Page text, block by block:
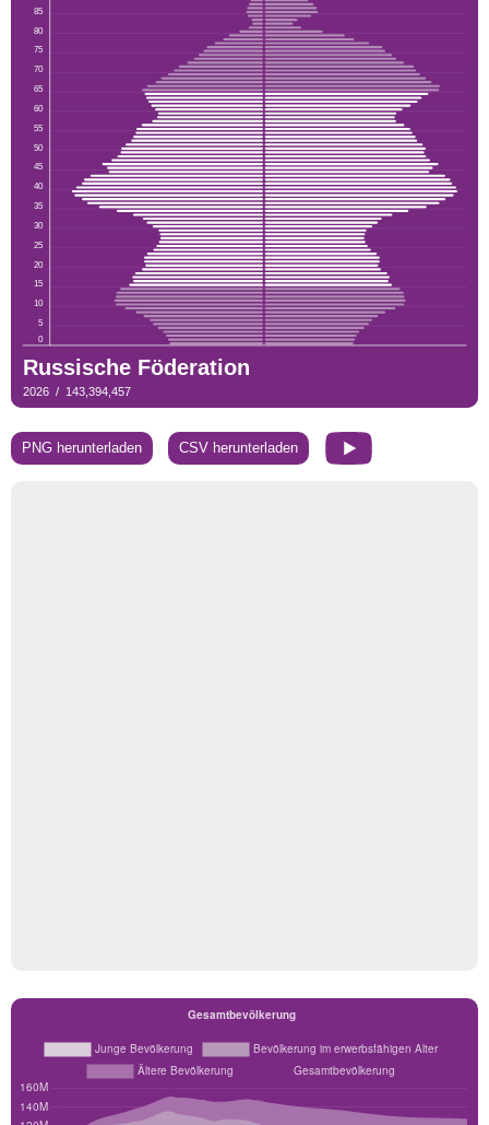
PNG herunterladen CSV herunterladen